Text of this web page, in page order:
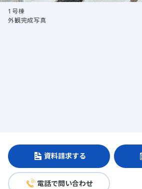
1号棟
外観完成写真
資料請求する
電話で問い合わせ